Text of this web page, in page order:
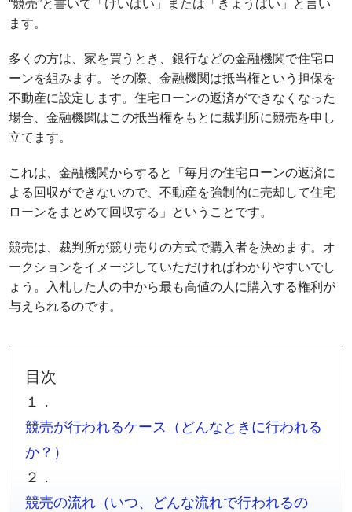
“競売”と書いて「けいばい」または「きょうばい」と言い
ます。
多くの方は、家を買うとき、銀行などの金融機関で住宅ロ
ーンを組みます。その際、金融機関は抵当権という担保を
不動産に設定します。住宅ローンの返済ができなくなった
場合、金融機関はこの抵当権をもとに裁判所に競売を申し
立てます。
これは、金融機関からすると
「毎月の住宅ローンの返済に
よる回収ができないので、不動産を強制的に売却して住宅
ローンをまとめて回収する」
ということです。
競売は、裁判所が競り売りの方式で購入者を決めます。オ
ークションをイメージしていただければわかりやすいでし
ょう。入札した人の中から最も高値の人に購入する権利が
与えられるのです。
目次
１．
競売が行われるケース（どんなときに行われる
か？）
２．
競売の流れ（いつ、どんな流れで行われるの